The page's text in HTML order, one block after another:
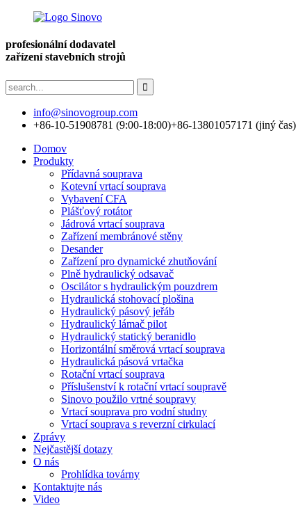
profesionální dodavatel
zařízení stavebních strojů
info@sinovogroup.com
+86-10-51908781 (9:00-18:00)+86-13801057171 (jiný čas)
Domov
Produkty
Přídavná souprava
Kotevní vrtací souprava
Vybavení CFA
Plášťový rotátor
Jádrová vrtací souprava
Zařízení membránové stěny
Desander
Zařízení pro dynamické zhutňování
Plně hydraulický odsavač
Oscilátor s hydraulickým pouzdrem
Hydraulická stohovací plošina
Hydraulický pásový jeřáb
Hydraulický lámač pilot
Hydraulický statický beranidlo
Horizontální směrová vrtací souprava
Hydraulická pásová vrtačka
Rotační vrtací souprava
Příslušenství k rotační vrtací soupravě
Sinovo použilo vrtné soupravy
Vrtací souprava pro vodní studny
Vrtací souprava s reverzní cirkulací
Zprávy
Nejčastější dotazy
O nás
Prohlídka továrny
Kontaktujte nás
Video